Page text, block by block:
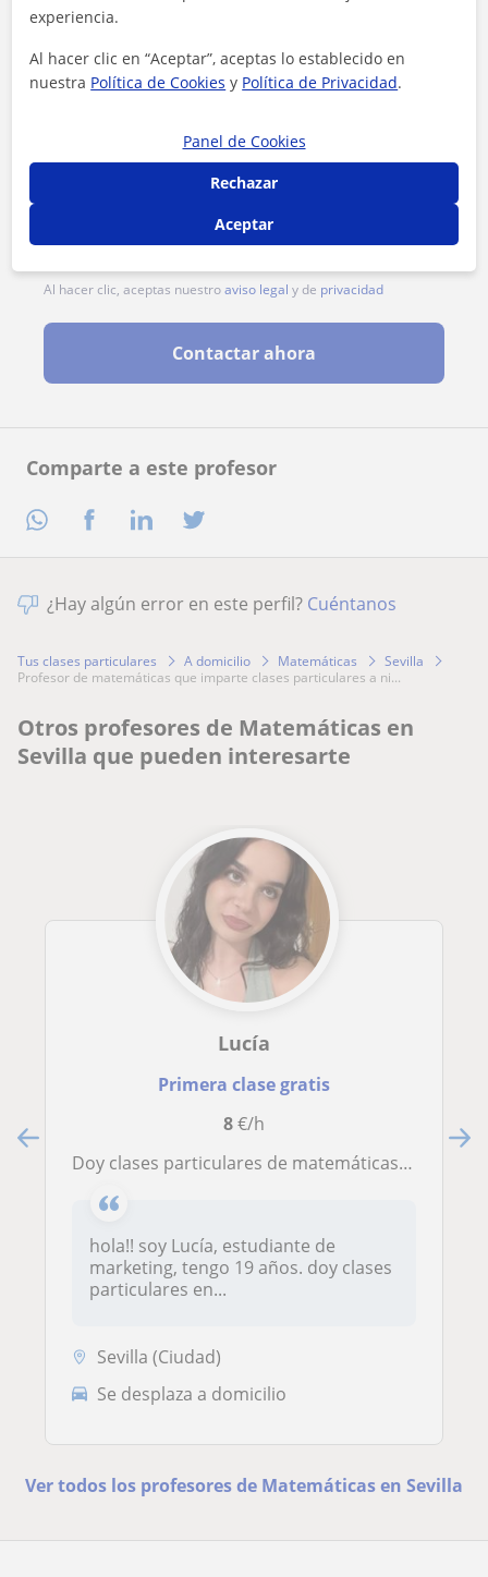
Comparte a este profesor
Al hacer clic, aceptas nuestroaviso legal y de privacidad
Contactar ahora
¿Hay algún error en este perfil? Cuéntanos
Tus clases particulares A domicilio Matemáticas
Sevilla
profesor de matemáticas que imparte clases particulares a ni...
Otros profesores de Matemáticas en
Sevilla que pueden interesarte
Lucía
Primera clase gratis
8€/h
doy clases particulares de matemáticas en sevilla a niños de primaria y la eso, también puedo ayudarles con otras materias :)
hola!! soy Lucía, estudiante de
marketing, tengo 19 años. doy clases
particulares en...
Sevilla (Ciudad)
Se desplaza a domicilio
Ver todos los profesores de Matemáticas en Sevilla
experiencia.
Al hacer clic en “Aceptar”, aceptas lo establecido en
nuestra Política de Cookies y Política de Privacidad.
Panel de Cookies
Rechazar
Aceptar